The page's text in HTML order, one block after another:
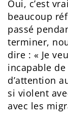
Oui, c’est
beaucoup
passé
terminer,
dire : « Je
incapable
d’attention
si violent
avec les